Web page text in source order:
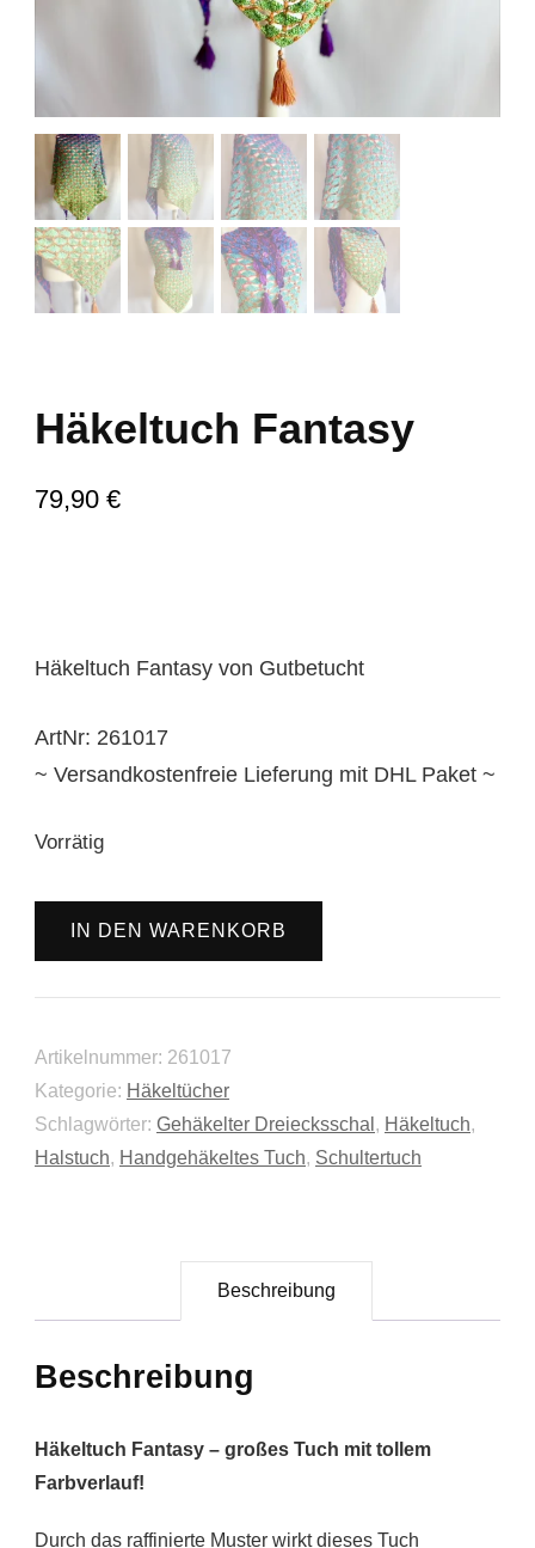
Häkeltuch Fantasy
79,90 €
Häkeltuch Fantasy von Gutbetucht
ArtNr: 261017
~ Versandkostenfreie Lieferung mit DHL Paket ~
Vorrätig
Häkeltuch
Fantasy
IN DEN WARENKORB
Artikelnummer: 261017
Kategorie: Häkeltücher
Schlagwörter: Gehäkelter Dreiecksschal , Häkeltuch,
Halstuch, Handgehäkeltes Tuch, Schultertuch
Beschreibung
Beschreibung
Häkeltuch Fantasy – großes Tuch mit tollem
Farbverlauf!
Durch das raffinierte Muster wirkt dieses Tuch